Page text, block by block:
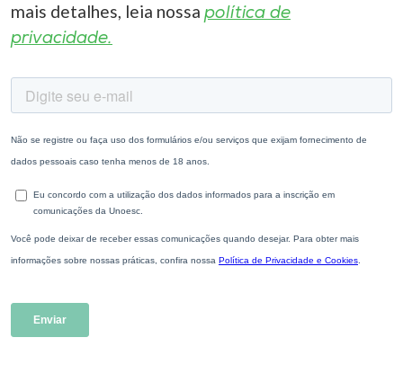
mais detalhes, leia nossa política de
privacidade.